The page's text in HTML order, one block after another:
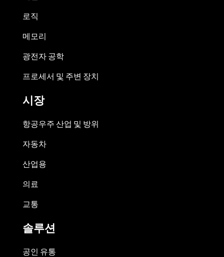
로직
메모리
광전자 공학
프로세서 및 주변 장치
시장
항공우주 산업 및 방위
자동차
산업용
의료
교통
솔루션
공인 유통